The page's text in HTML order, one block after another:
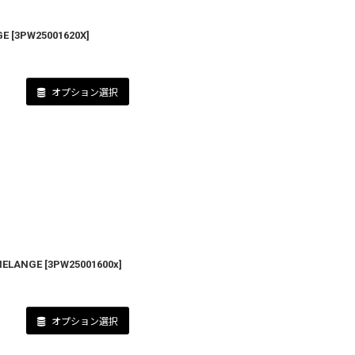
[3PW25001620X]
オプション選択
[3PW25001600x]
オプション選択